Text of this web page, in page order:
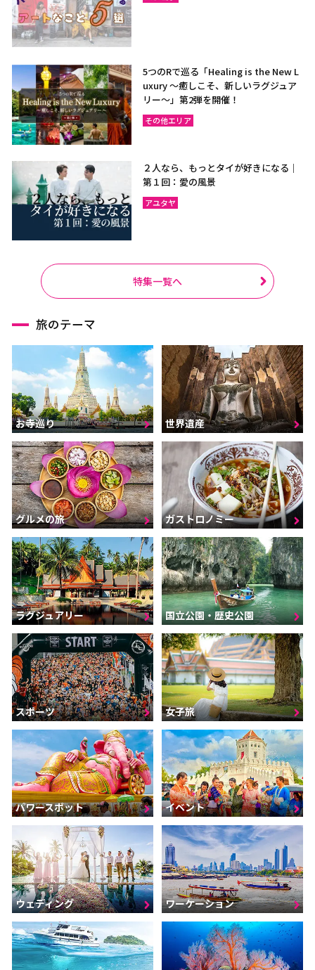
5つのRで巡る「Healing is the New L
uxury ～癒しこそ、新しいラグジュア
リー〜」第2弾を開催！
その他エリア
２人なら、もっとタイが好きになる｜
第１回：愛の風景
アユタヤ
特集一覧へ
旅のテーマ
お寺巡り 世界遺産
グルメの旅 ガストロノミー
ラグジュアリー 国立公園・歴史公園
スポーツ 女子旅
パワースポット イベント
ウェディング ワーケーション